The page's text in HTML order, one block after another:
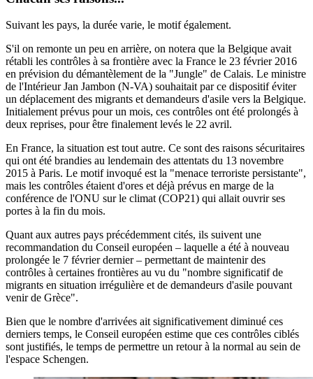
Suivant les pays, la durée varie, le motif également.
S'il on remonte un peu en arrière, on notera que la Belgique avait
rétabli les contrôles à sa frontière avec la France le 23 février 2016
en prévision du démantèlement de la "Jungle" de Calais. Le ministre
de l'Intérieur Jan Jambon (N-VA) souhaitait par ce dispositif éviter
un déplacement des migrants et demandeurs d'asile vers la Belgique.
Initialement prévus pour un mois, ces contrôles ont été prolongés à
deux reprises, pour être finalement levés le 22 avril.
En France, la situation est tout autre. Ce sont des raisons sécuritaires
qui ont été brandies au lendemain des attentats du 13 novembre
2015 à Paris. Le motif invoqué est la "menace terroriste persistante",
mais les contrôles étaient d'ores et déjà prévus en marge de la
conférence de l'ONU sur le climat (COP21) qui allait ouvrir ses
portes à la fin du mois.
Quant aux autres pays précédemment cités, ils suivent une
recommandation du Conseil européen – laquelle a été à nouveau
prolongée le 7 février dernier– permettant de maintenir des
contrôles à certaines frontières au vu du "nombre significatif de
migrants en situation irrégulière et de demandeurs d'asile pouvant
venir de Grèce".
Bien que le nombre d'arrivées ait significativement diminué ces
derniers temps, le Conseil européen estime que ces contrôles ciblés
sont justifiés, le temps de permettre un retour à la normal au sein de
l'espace Schengen.